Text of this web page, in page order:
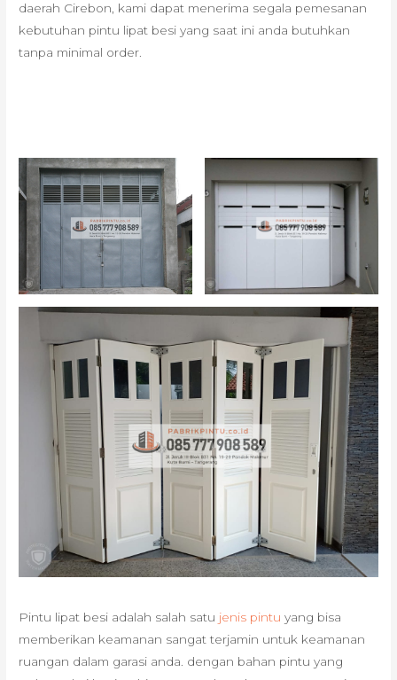
daerah Cirebon, kami dapat menerima segala pemesanan
kebutuhan pintu lipat besi yang saat ini anda butuhkan
tanpa minimal order.
Pintu lipat besi adalah salah satu jenis pintu yang bisa
memberikan keamanan sangat terjamin untuk keamanan
ruangan dalam garasi anda. dengan bahan pintu yang